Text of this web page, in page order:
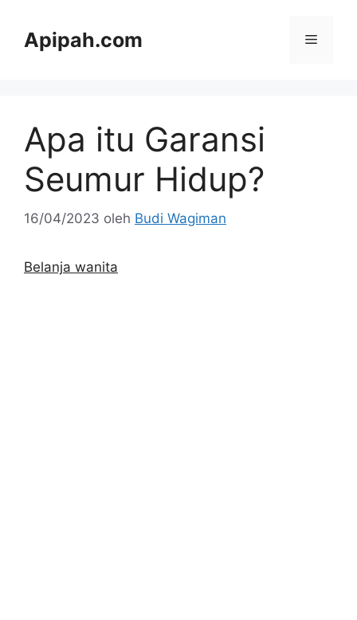
Apipah.com Menu
Apa itu Garansi
Seumur Hidup?
16/04/2023 oleh Budi Wagiman
Belanja wanita